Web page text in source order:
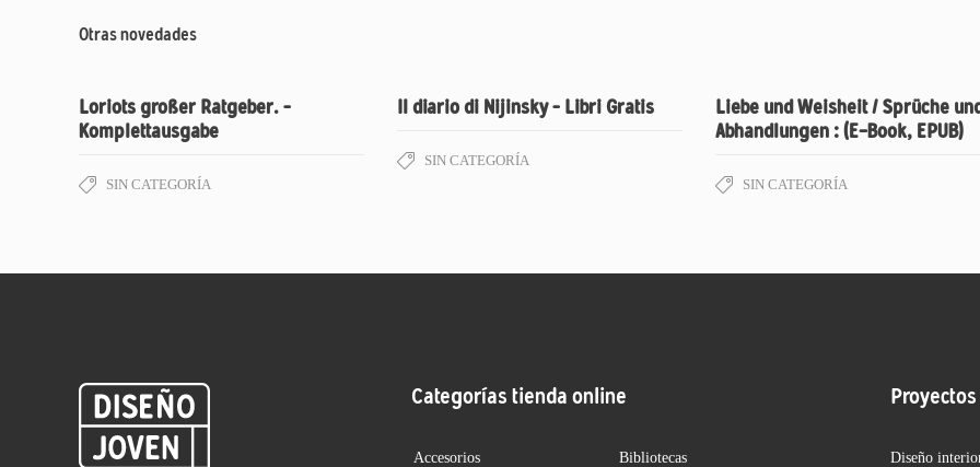
Otras novedades
Loriots großer Ratgeber. –
Komplettausgabe
SIN CATEGORÍA
Il diario di Nijinsky – Libri Gratis
SIN CATEGORÍA
Liebe und Weisheit / Sprüche
Abhandlungen : (E-Book, EPUB)
SIN CATEGORÍA
Categorías tienda online
Accesorios Bibliotecas Diseño